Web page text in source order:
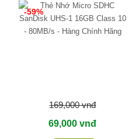
10 - 80MB/s - Hàng Chính
Hãng
-59%
169,000 vnđ
69,000 vnđ